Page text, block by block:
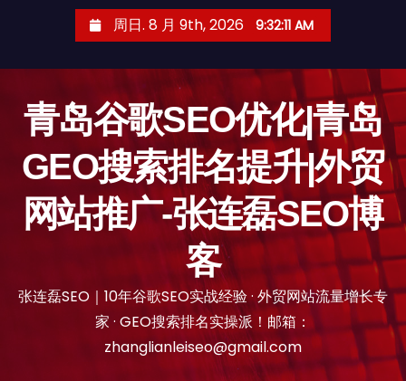
周日. 8 月 9th, 2026 9:32:12 AM
青岛谷歌SEO优化|青岛
GEO搜索排名提升|外贸
网站推广-张连磊SEO博
客
张连磊SEO｜10年谷歌SEO实战经验 · 外贸网站流量增长专
家 · GEO搜索排名实操派！邮箱：
zhanglianleiseo@gmail.com